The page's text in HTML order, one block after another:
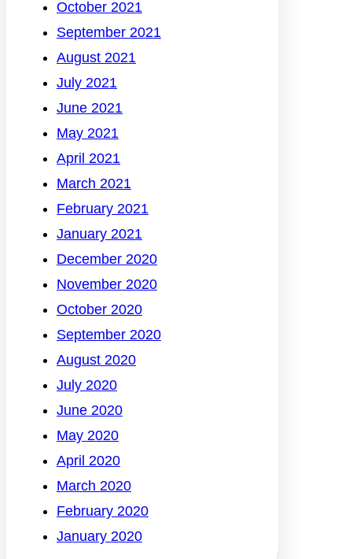
October 2021
September 2021
August 2021
July 2021
June 2021
May 2021
April 2021
March 2021
February 2021
January 2021
December 2020
November 2020
October 2020
September 2020
August 2020
July 2020
June 2020
May 2020
April 2020
March 2020
February 2020
January 2020